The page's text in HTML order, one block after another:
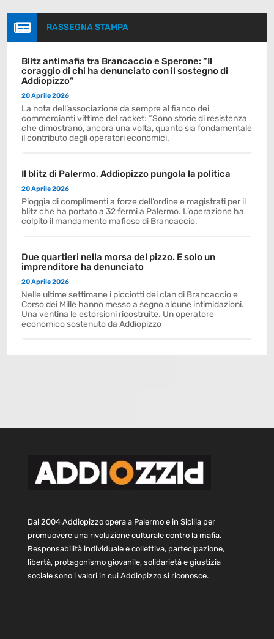
 RASSEGNA STAMPA
Blitz antimafia tra Brancaccio e Sperone: “Il
coraggio di chi ha denunciato con il sostegno di
Addiopizzo”
20 Aprile 2026
La nota dell’associazione da sempre al fianco dei
commercianti vittime del racket: “Sono storie di resistenza
che dimostrano, ancora una volta, quanto sia fondamentale
il contributo degli operatori economici.
Il blitz di Palermo, Addiopizzo pungola la politica
20 Aprile 2026
Pioggia di complimenti a forze dell’ordine e magistrati per il
blitz che ha portato a 32 fermi a Palermo. L’operazione ha
colpito il mandamento mafioso di Brancaccio.
Due quartieri nella morsa del pizzo. E solo un
imprenditore ha denunciato
20 Aprile 2026
Nelle ultime settimane i picciotti dei clan di Brancaccio e
Corso dei Mille hanno messo a segno alcune intimidazioni.
Una ventina le estorsioni ricostruite. Un operatore
economico sostenuto da Addiopizzo
Dal 2004 Addiopizzo opera a Palermo e in Sicilia per
promuovere una rivoluzione culturale contro la mafia.
Responsabilità individuale e collettiva, partecipazione,
libertà, protagonismo giovanile, solidarietà e giustizia
sociale sono i valori in cui Addiopizzo si riconosce.